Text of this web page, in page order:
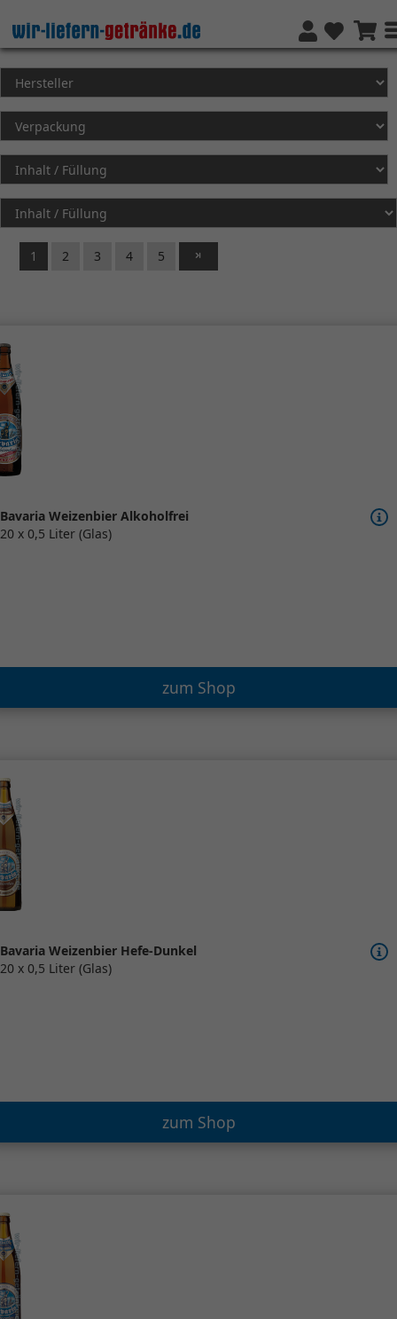
1 2 3 4 5
Bavaria Weizenbier Alkoholfrei
20 x 0,5 Liter (Glas)
zum Shop
Bavaria Weizenbier Hefe-Dunkel
20 x 0,5 Liter (Glas)
zum Shop